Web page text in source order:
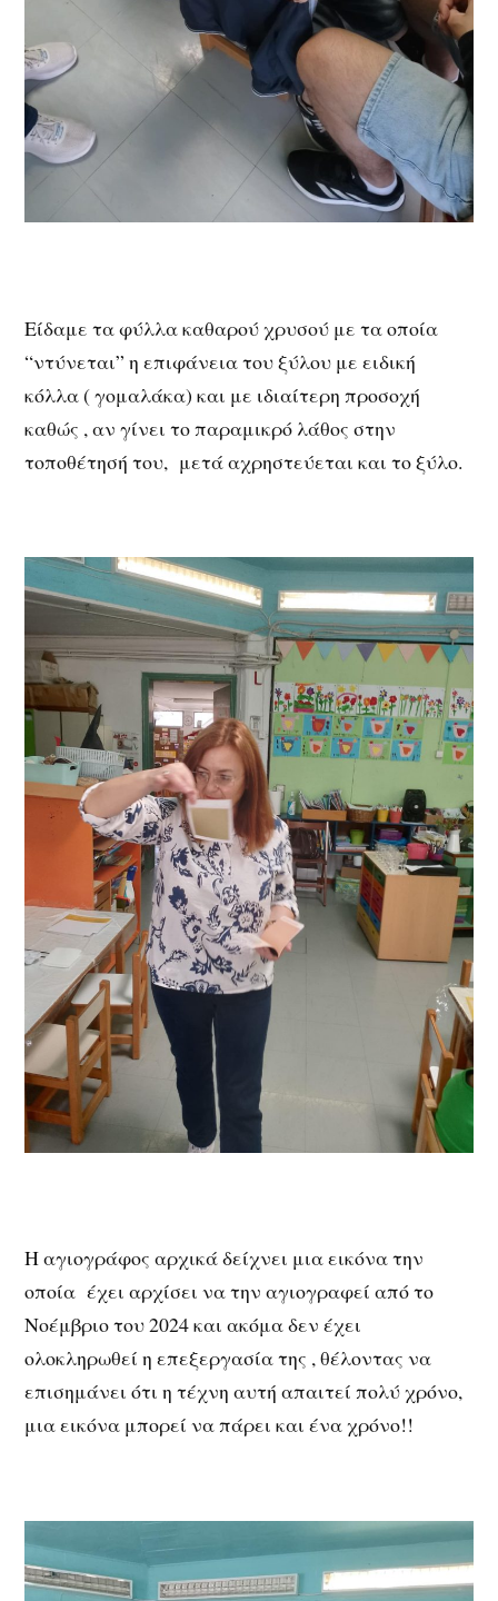
Είδαμε τα φύλλα καθαρού χρυσού με τα οποία
“ντύνεται” η επιφάνεια του ξύλου με ειδική
κόλλα ( γομαλάκα) και με ιδιαίτερη προσοχή
καθώς , αν γίνει το παραμικρό λάθος στην
τοποθέτησή του, μετά αχρηστεύεται και το ξύλο.
Η αγιογράφος αρχικά δείχνει μια εικόνα την
οποία έχει αρχίσει να την αγιογραφεί από το
Νοέμβριο του 2024 και ακόμα δεν έχει
ολοκληρωθεί η επεξεργασία της , θέλοντας να
επισημάνει ότι η τέχνη αυτή απαιτεί πολύ χρόνο,
μια εικόνα μπορεί να πάρει και ένα χρόνο!!